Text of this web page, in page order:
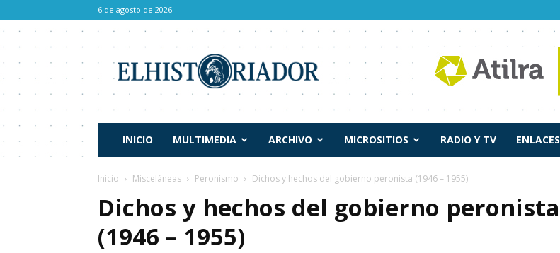
6 de agosto de 2026
Historiador
INICIO MULTIMEDIA ARCHIVO MICROSITIOS RADIO Y TV ENLACES
Inicio Misceláneas Peronismo Dichos y hechos del gobierno peronista (1946 – 1955)
Dichos y hechos del gobierno peronista
(1946 – 1955)